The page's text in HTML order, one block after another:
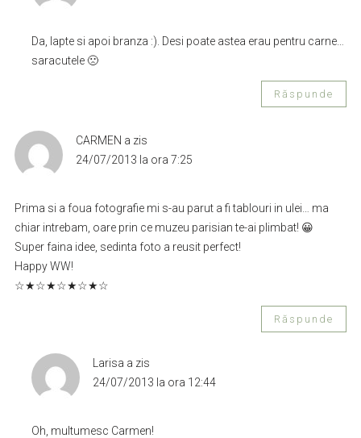
Da, lapte si apoi branza :). Desi poate astea erau pentru carne…
saracutele 🙁
Răspunde
CARMEN a zis
24/07/2013 la ora 7:25
Prima si a foua fotografie mi s-au parut a fi tablouri in ulei… ma
chiar intrebam, oare prin ce muzeu parisian te-ai plimbat! 😀
Super faina idee, sedinta foto a reusit perfect!
Happy WW!
☆★☆★☆★☆★☆
Răspunde
Larisa a zis
24/07/2013 la ora 12:44
Oh, multumesc Carmen!